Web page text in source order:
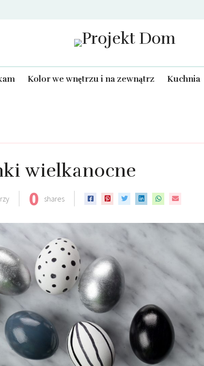
Projekt Dom
Kolor we wnętrzu i na zewnątrz Kuchnia
wielkanocne
0 shares